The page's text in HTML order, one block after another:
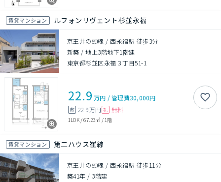
賃貸マンション ルフォンリヴェント杉並永福
京王井の頭線 / 西永福駅 徒歩3分
新築 /地上3階地下1階建
東京都杉並区永福３丁目51-1
22.9 万円 /管理費30,000円
敷 22.9万円 礼 無料
1LDK/67.23㎡ / 1階
賃貸マンション 第二ハウス崔綜
京王井の頭線 / 西永福駅 徒歩11分
築41年 / 3階建